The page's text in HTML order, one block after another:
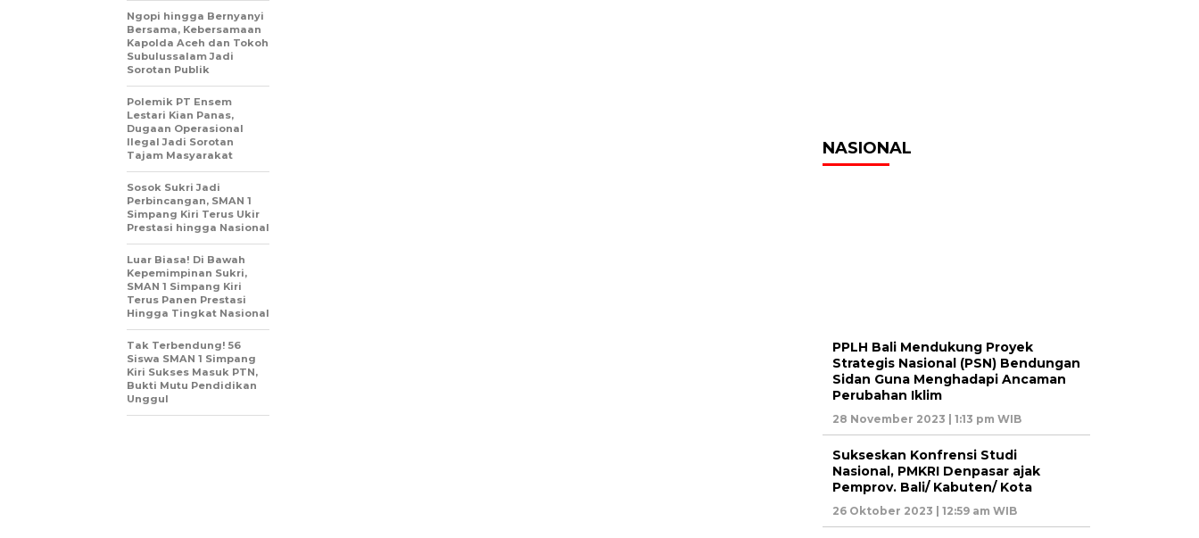
Ngopi hingga Bernyanyi
Bersama, Kebersamaan
Kapolda Aceh dan Tokoh
Subulussalam Jadi
Sorotan Publik
Polemik PT Ensem
Lestari Kian Panas,
Dugaan Operasional
Ilegal Jadi Sorotan
Tajam Masyarakat
Sosok Sukri Jadi
Perbincangan, SMAN 1
Simpang Kiri Terus Ukir
Prestasi hingga Nasional
Luar Biasa! Di Bawah
Kepemimpinan Sukri,
SMAN 1 Simpang Kiri
Terus Panen Prestasi
Hingga Tingkat Nasional
Tak Terbendung! 56
Siswa SMAN 1 Simpang
Kiri Sukses Masuk PTN,
Bukti Mutu Pendidikan
Unggul
NASIONAL
PPLH Bali Mendukung Proyek
Strategis Nasional (PSN) Bendungan
Sidan Guna Menghadapi Ancaman
Perubahan Iklim
28 November 2023 | 1:13 pm WIB
Sukseskan Konfrensi Studi
Nasional, PMKRI Denpasar ajak
Pemprov. Bali/ Kabuten/ Kota
26 Oktober 2023 | 12:59 am WIB